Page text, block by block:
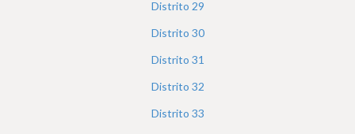
Distrito 29
Distrito 30
Distrito 31
Distrito 32
Distrito 33